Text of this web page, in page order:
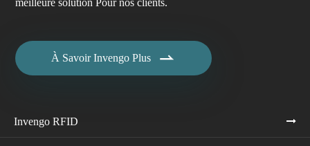
meilleure solution Pour nos clients.
À Savoir Invengo Plus 
Invengo RFID